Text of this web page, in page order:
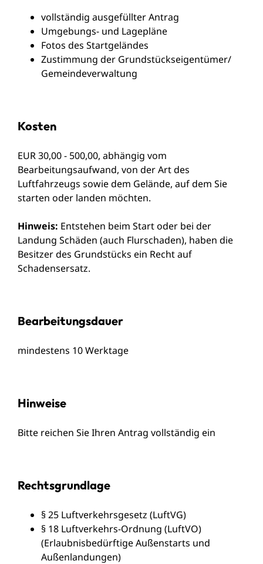
vollständig ausgefüllter Antrag
Umgebungs- und Lagepläne
Fotos des Startgeländes
Zustimmung der Grundstückseigentümer/
Gemeindeverwaltung
Kosten
EUR 30,00 - 500,00, abhängig vom
Bearbeitungsaufwand, von der Art des
Luftfahrzeugs sowie dem Gelände, auf dem Sie
starten oder landen möchten.
Hinweis: Entstehen beim Start oder bei der
Landung Schäden (auch Flurschaden), haben die
Besitzer des Grundstücks ein Recht auf
Schadensersatz.
Bearbeitungsdauer
mindestens 10 Werktage
Hinweise
Bitte reichen Sie Ihren Antrag vollständig ein
Rechtsgrundlage
§ 25 Luftverkehrsgesetz (LuftVG)
§ 18 Luftverkehrs-Ordnung (LuftVO)
(Erlaubnisbedürftige Außenstarts und
Außenlandungen)